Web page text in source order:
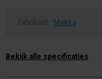
Fabrikant: Makita
Bekijk alle specificaties